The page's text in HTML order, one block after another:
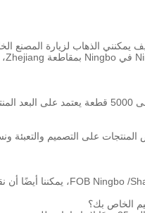
الذهاب لزيارة المصنع
على التصميم والتعبئة
الخاص بك؟